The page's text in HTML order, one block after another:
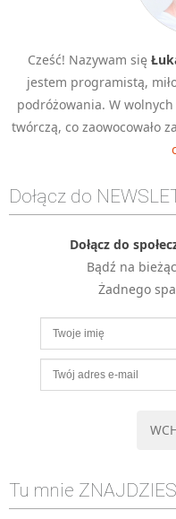
Cześć! Nazywam się
jestem programistą,
podróżowania. W
twórczą, co zaowocowało
Dołącz do
Dołącz do
Bądź na
Żadnego
Tu mnie